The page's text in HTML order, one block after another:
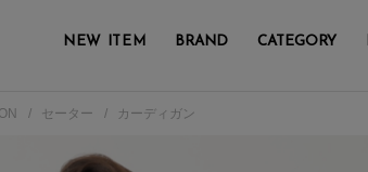
NEW ITEM BRAND CATEGORY
セーター カーディガン